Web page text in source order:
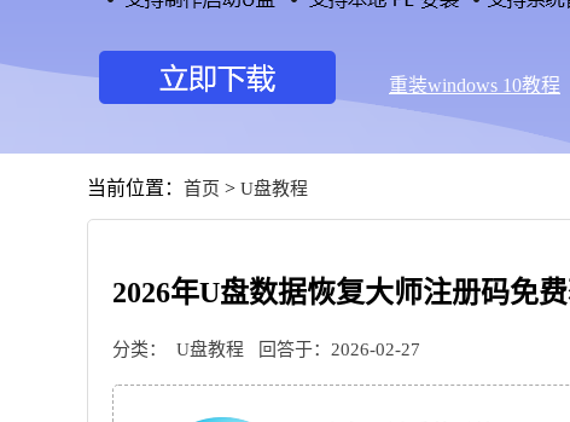
重装windows 10教程
当前位置： 首页 > U盘教程
2026年U盘数据恢复大师注册码免
分类： U盘教程 回答于：2026-02-27